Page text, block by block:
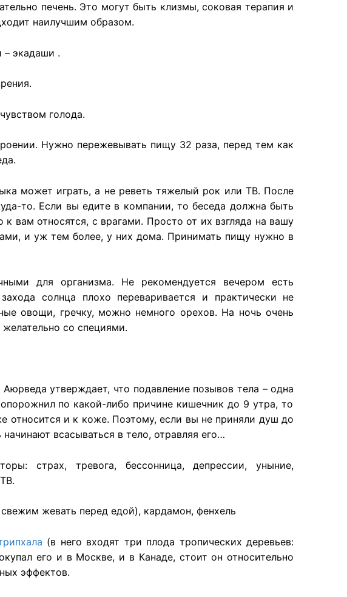
печень. Это могут быть клизмы,соковая терапия и
наилучшим образом.
– экадаши .
.
чувством голода.
. Нужно пережевывать пищу32 раза, перед тем как
.
может играть, а не реветь тяжелый рок или ТВ. После
то. Если вы едите в компании, то беседа должна быть
вам относятся, с врагами. Просто от их взгляда на вашу
и уж тем более, у них дома. Принимать пищу нужно в
для организма. Не рекомендуется вечером
есть
захода солнца плохо переваривается и практически не
овощи, гречку, можно немного орехов. На ночь очень
со специями.
Аюрведа утверждает, что подавление позывов тела –одна
опорожнилпо какой-либо причине кишечник до 9утра, то
относится и к коже. Поэтому,если вы не приняли душ до
начинают всасываться в тело, отравляя его…
:страх, тревога, бессонница,депрессии,уныние,
ТВ.
свежим жевать перед едой), кардамон, фенхель
(в него входят три плода тропических деревьев:
его и в Москве, и в Канаде, стоит онотносительно
эффектов.